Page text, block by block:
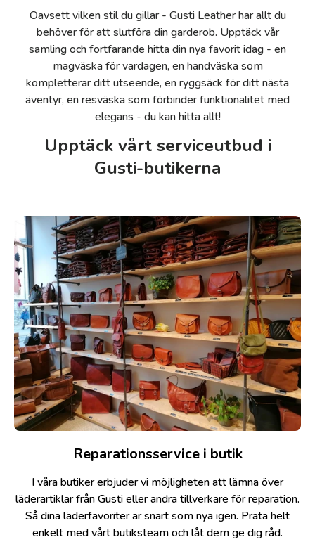
Oavsett vilken stil du gillar - Gusti Leather har allt du
behöver för att slutföra din garderob. Upptäck vår
samling och fortfarande hitta din nya favorit idag - en
magväska för vardagen, en handväska som
kompletterar ditt utseende, en ryggsäck för ditt nästa
äventyr, en resväska som förbinder funktionalitet med
elegans - du kan hitta allt!
Upptäck vårt serviceutbud i
Gusti-butikerna
Reparationsservice i butik
I våra butiker erbjuder vi möjligheten att lämna över
läderartiklar från Gusti eller andra tillverkare för reparation.
Så dina läderfavoriter är snart som nya igen. Prata helt
enkelt med vårt butiksteam och låt dem ge dig råd.